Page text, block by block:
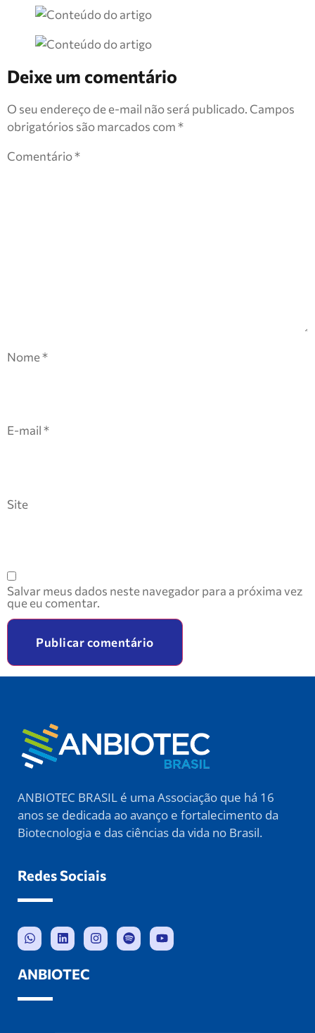
Deixe um comentário
O seu endereço de e-mail não será publicado. Campos
obrigatórios são marcados com*
Comentário*
Nome*
E-mail*
Site
Salvar meus dados neste navegador para a próxima vez
que eu comentar.
ANBIOTEC BRASIL é uma Associação que há 16
anos se dedicada ao avanço e fortalecimento da
Biotecnologia e das ciências da vida no Brasil.
Redes Sociais
ANBIOTEC